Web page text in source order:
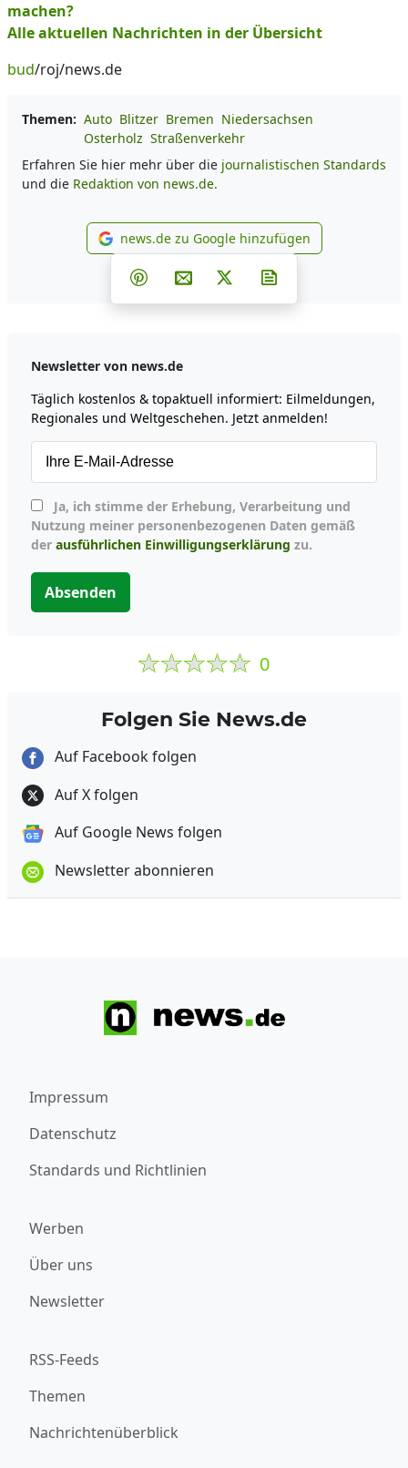
machen?
Alle aktuellen Nachrichten in der Übersicht
bud/roj/news.de
Themen: Auto Blitzer Bremen Niedersachsen
Osterholz Straßenverkehr
Erfahren Sie hier mehr über die journalistischen Standards
und die Redaktion von news.de.
news.de zu Google
news.de zu Google hinzufügen
Teilen auf Facebook
Teilen auf Whatsapp
Teilen auf Telegram
Teilen auf Pinterest
Per E-Mail teilen
Post auf X
Newsletter von news.de
Täglich kostenlos & topaktuell informiert: Eilmeldungen,
Regionales und Weltgeschehen. Jetzt anmelden!
Nutzung meiner personenbezogenen Daten gemäß
der ausführlichen Einwilligungserklärung zu.
Absenden
0
Folgen Sie News.de
Auf Facebook folgen
Auf X folgen
Auf Google News folgen
Newsletter abonnieren
Impressum
Datenschutz
Standards und Richtlinien
Werben
Über uns
Newsletter
RSS-Feeds
Themen
Nachrichtenüberblick